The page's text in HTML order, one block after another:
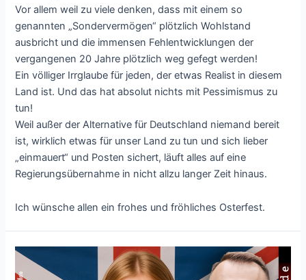
Vor allem weil zu viele denken, dass mit einem so
genannten „Sondervermögen“ plötzlich Wohlstand
ausbricht und die immensen Fehlentwicklungen der
vergangenen 20 Jahre plötzlich weg gefegt werden!
Ein völliger Irrglaube für jeden, der etwas Realist in diesem
Land ist. Und das hat absolut nichts mit Pessimismus zu
tun!
Weil außer der Alternative für Deutschland niemand bereit
ist, wirklich etwas für unser Land zu tun und sich lieber
„einmauert“ und Posten sichert, läuft alles auf eine
Regierungsübernahme in nicht allzu langer Zeit hinaus.
Ich wünsche allen ein frohes und fröhliches Osterfest.